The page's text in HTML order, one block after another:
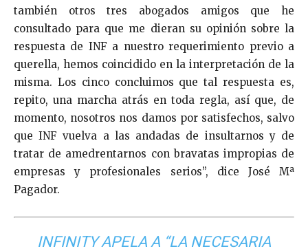
también otros tres abogados amigos que he
consultado para que me dieran su opinión sobre la
respuesta de INF a nuestro requerimiento previo a
querella, hemos coincidido en la interpretación de la
misma. Los cinco concluimos que tal respuesta es,
repito, una marcha atrás en toda regla, así que, de
momento, nosotros nos damos por satisfechos, salvo
que INF vuelva a las andadas de insultarnos y de
tratar de amedrentarnos con bravatas impropias de
empresas y profesionales serios”, dice José Mª
Pagador.
INFINITY APELA A “LA NECESARIA